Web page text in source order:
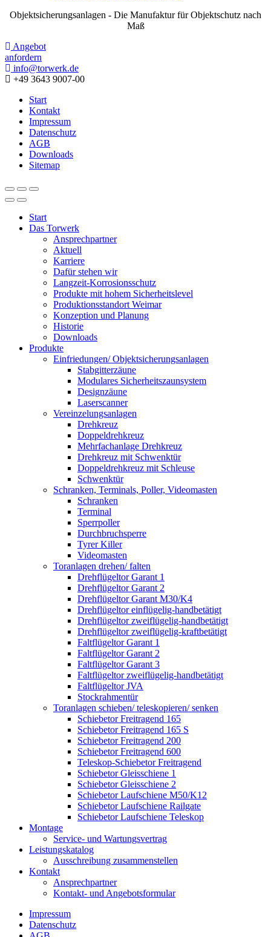
Objektsicherungsanlagen - Die Manufaktur für Objektschutz nach
Maß
Angebot
anfordern
info@torwerk.de
+49 3643 9007-00
Start
Kontakt
Impressum
Datenschutz
AGB
Downloads
Sitemap
Start
Das Torwerk
Ansprechpartner
Aktuell
Karriere
Dafür stehen wir
Langzeit-Korrosionsschutz
Produkte mit hohem Sicherheitslevel
Produktionsstandort Weimar
Konzeption und Planung
Historie
Downloads
Produkte
Einfriedungen/ Objektsicherungsanlagen
Stabgitterzäune
Modulares Sicherheitszaunsystem
Designzäune
Laserscanner
Vereinzelungsanlagen
Drehkreuz
Doppeldrehkreuz
Mehrfachanlage Drehkreuz
Drehkreuz mit Schwenktür
Doppeldrehkreuz mit Schleuse
Schwenktür
Schranken, Terminals, Poller, Videomasten
Schranken
Terminal
Sperrpoller
Durchbruchsperre
Tyrer Killer
Videomasten
Toranlagen drehen/ falten
Drehflügeltor Garant 1
Drehflügeltor Garant 2
Drehflügeltor Garant M30/K4
Drehflügeltor einflügelig-handbetätigt
Drehflügeltor zweiflügelig-handbetätigt
Drehflügeltor zweiflügelig-kraftbetätigt
Faltflügeltor Garant 1
Faltflügeltor Garant 2
Faltflügeltor Garant 3
Faltflügeltor zweiflügelig-handbetätigt
Faltflügeltor JVA
Stockrahmentür
Toranlagen schieben/ teleskopieren/ senken
Schiebetor Freitragend 165
Schiebetor Freitragend 165 S
Schiebetor Freitragend 200
Schiebetor Freitragend 600
Teleskop-Schiebetor Freitragend
Schiebetor Gleisschiene 1
Schiebetor Gleisschiene 2
Schiebetor Laufschiene M50/K12
Schiebetor Laufschiene Railgate
Schiebetor Laufschiene Teleskop
Montage
Service- und Wartungsvertrag
Leistungskatalog
Ausschreibung zusammenstellen
Kontakt
Ansprechpartner
Kontakt- und Angebotsformular
Impressum
Datenschutz